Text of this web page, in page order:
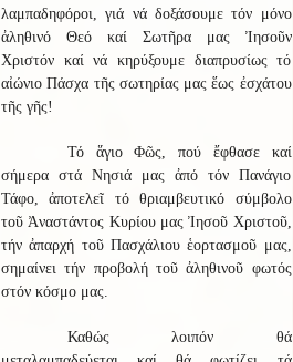
λαμπαδηφόροι, γιά νά δοξάσουμε τόν μόνο
ἀληθινό Θεό καί Σωτῆρα μας Ἰησοῦν
Χριστόν καί νά κηρύξουμε διαπρυσίως τό
αἰώνιο Πάσχα τῆς σωτηρίας μας ἕως ἐσχάτου
τῆς γῆς!
Τό ἅγιο Φῶς, πού ἔφθασε καί
σήμερα στά Νησιά μας ἀπό τόν Πανάγιο
Τάφο, ἀποτελεῖ τό θριαμβευτικό σύμβολο
τοῦ Ἀναστάντος Κυρίου μας Ἰησοῦ Χριστοῦ,
τήν ἀπαρχή τοῦ Πασχάλιου ἑορτασμοῦ μας,
σημαίνει τήν προβολή τοῦ ἀληθινοῦ φωτός
στόν κόσμο μας.
Καθώς λοιπόν θά